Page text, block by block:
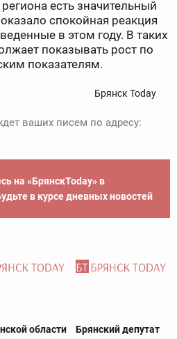
есть значительный
спокойная реакция
в этом году. В таких
показывать рост по
показателям.
Брянск Today
ваших писем по адресу:
на «БрянскToday» в
в курсе дневных новостей
области
Брянский депутат